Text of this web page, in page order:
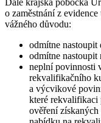
o zaměstnání z
vážného důvodu:
odmítne nastoupit
odmítne
neplní povinnosti
rekvalifikačního
a výcvikové
které rekvalifikaci
ověření